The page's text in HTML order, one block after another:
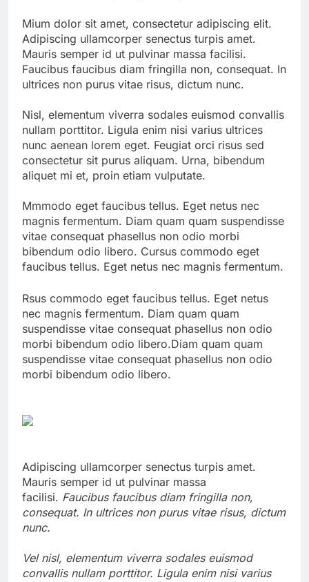
Mium dolor sit amet, consectetur adipiscing elit.
Adipiscing ullamcorper senectus turpis amet.
Mauris semper id ut pulvinar massa facilisi.
Faucibus faucibus diam fringilla non, consequat. In
ultrices non purus vitae risus, dictum nunc.
Nisl, elementum viverra sodales euismod convallis
nullam porttitor. Ligula enim nisi varius ultrices
nunc aenean lorem eget. Feugiat orci risus sed
consectetur sit purus aliquam. Urna, bibendum
aliquet mi et, proin etiam vulputate.
Mmmodo eget faucibus tellus. Eget netus nec
magnis fermentum. Diam quam quam suspendisse
vitae consequat phasellus non odio morbi
bibendum odio libero. Cursus commodo eget
faucibus tellus. Eget netus nec magnis fermentum.
Rsus commodo eget faucibus tellus. Eget netus
nec magnis fermentum. Diam quam quam
suspendisse vitae consequat phasellus non odio
morbi bibendum odio libero.Diam quam quam
suspendisse vitae consequat phasellus non odio
morbi bibendum odio libero.
Adipiscing ullamcorper senectus turpis amet.
Mauris semper id ut pulvinar massa
facilisi. Faucibus faucibus diam fringilla non,
consequat. In ultrices non purus vitae risus, dictum
nunc.
Vel nisl, elementum viverra sodales euismod
convallis nullam porttitor. Ligula enim nisi varius